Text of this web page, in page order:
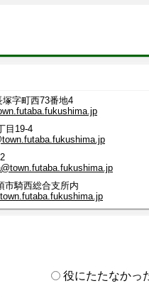
字町西73番地4
目19-4
騎西総合支所内
役にたたなかっ